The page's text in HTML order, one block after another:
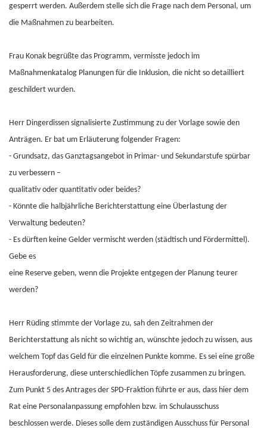
gesperrt werden. Außerdem stelle sich die Frage nach dem Personal, um
die Maßnahmen zu bearbeiten.
Frau Konak begrüßte das Programm, vermisste jedoch im
Maßnahmenkatalog Planungen für die Inklusion, die nicht so detailliert
geschildert wurden.
Herr Dingerdissen signalisierte Zustimmung zu der Vorlage sowie den
Anträgen. Er bat um Erläuterung folgender Fragen:
- Grundsatz, das Ganztagsangebot in Primar- und Sekundarstufe spürbar
zu verbessern –
qualitativ oder quantitativ oder beides?
- Könnte die halbjährliche Berichterstattung eine Überlastung der
Verwaltung bedeuten?
- Es dürften keine Gelder vermischt werden (städtisch und Fördermittel).
Gebe es
eine Reserve geben, wenn die Projekte entgegen der Planung teurer
werden?
Herr Rüding stimmte der Vorlage zu, sah den Zeitrahmen der
Berichterstattung als nicht so wichtig an, wünschte jedoch zu wissen, aus
welchem Topf das Geld für die einzelnen Punkte komme. Es sei eine große
Herausforderung, diese unterschiedlichen Töpfe zusammen zu bringen.
Zum Punkt 5 des Antrages der SPD-Fraktion führte er aus, dass hier dem
Rat eine Personalanpassung empfohlen bzw. im Schulausschuss
beschlossen werde. Dieses solle dem zuständigen Ausschuss für Personal